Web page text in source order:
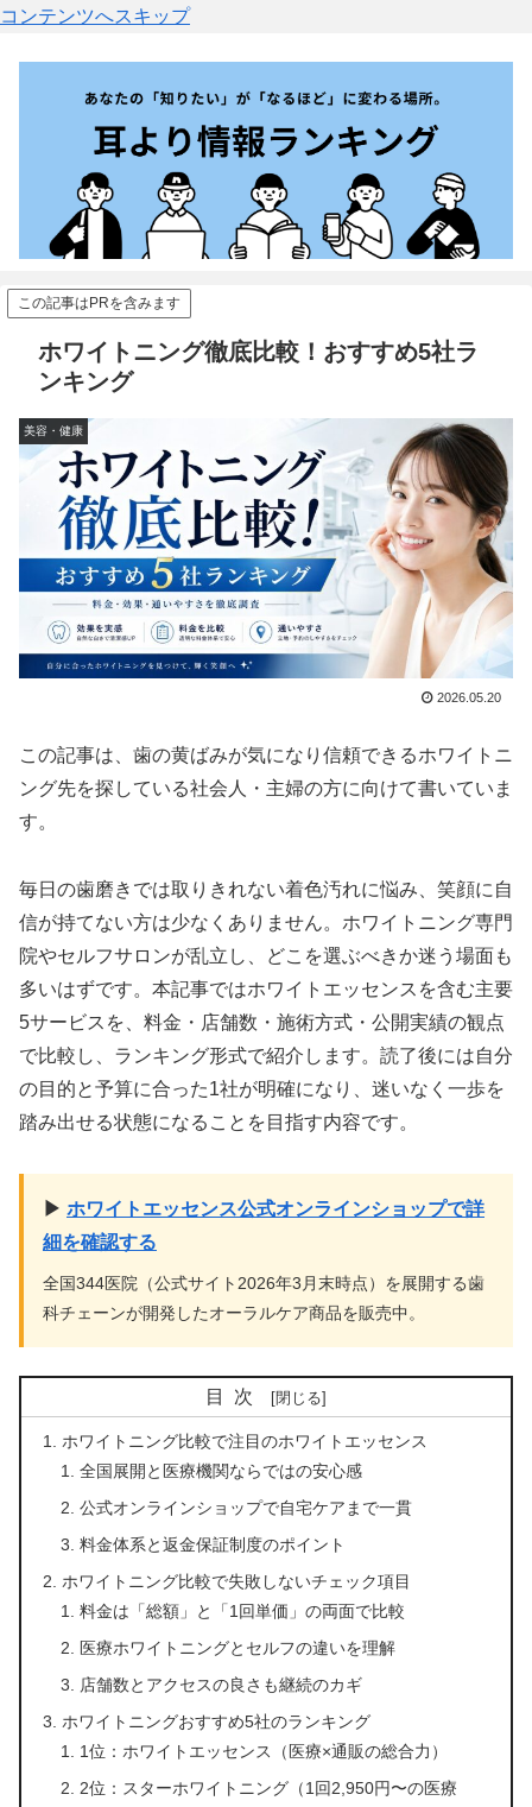
コンテンツへスキップ
この記事はPRを含みます
ホワイトニング徹底比較！おすすめ5社ラ
ンキング
美容・健康
2026.05.20
この記事は、歯の黄ばみが気になり信頼できるホワイトニ
ング先を探している社会人・主婦の方に向けて書いていま
す。
毎日の歯磨きでは取りきれない着色汚れに悩み、笑顔に自
信が持てない方は少なくありません。ホワイトニング専門
院やセルフサロンが乱立し、どこを選ぶべきか迷う場面も
多いはずです。本記事ではホワイトエッセンスを含む主要
5サービスを、料金・店舗数・施術方式・公開実績の観点
で比較し、ランキング形式で紹介します。読了後には自分
の目的と予算に合った1社が明確になり、迷いなく一歩を
踏み出せる状態になることを目指す内容です。
▶ ホワイトエッセンス公式オンラインショップで詳
細を確認する
全国344医院（公式サイト2026年3月末時点）を展開する歯
科チェーンが開発したオーラルケア商品を販売中。
目次
ホワイトニング比較で注目のホワイトエッセンス
全国展開と医療機関ならではの安心感
公式オンラインショップで自宅ケアまで一貫
料金体系と返金保証制度のポイント
ホワイトニング比較で失敗しないチェック項目
料金は「総額」と「1回単価」の両面で比較
医療ホワイトニングとセルフの違いを理解
店舗数とアクセスの良さも継続のカギ
ホワイトニングおすすめ5社のランキング
1位：ホワイトエッセンス（医療×通販の総合力）
2位：スターホワイトニング（1回2,950円〜の医療